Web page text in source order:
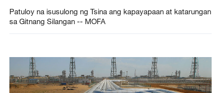
Patuloy na isusulong ng Tsina ang kapayapaan at katarungan
sa Gitnang Silangan -- MOFA